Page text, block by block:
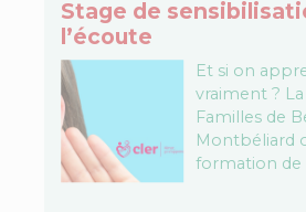
Stage de
l’écoute
Et si on
vraiment ?
Familles de
Montbéliard
formation de